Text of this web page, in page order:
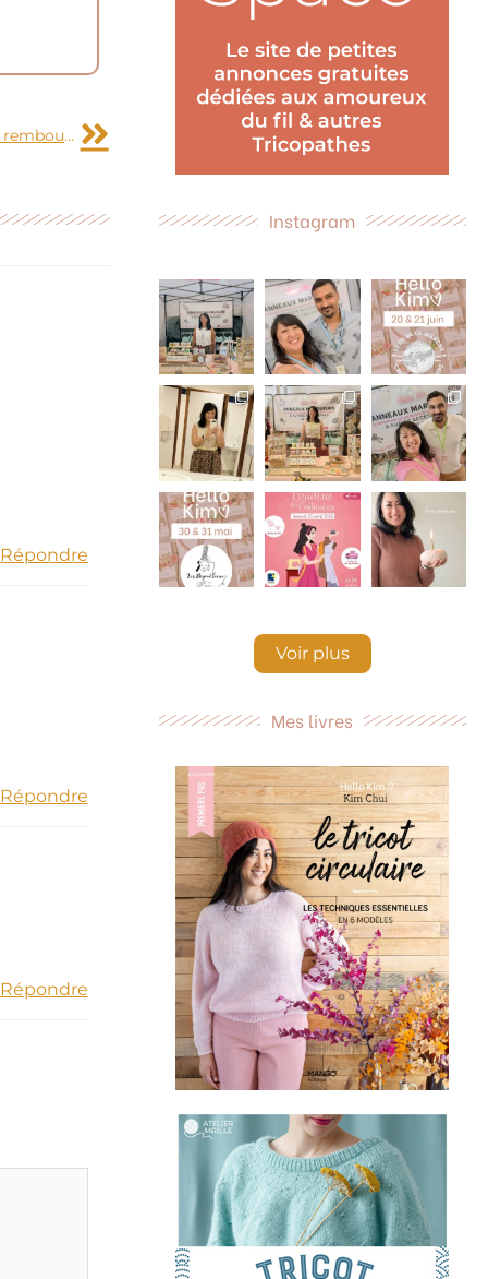
Vente-privee.com : Plus de 3 mois et demi pour se faire rembourser !
Suivant
Répondre
Répondre
Répondre
Instagram
Voir plus
Mes livres